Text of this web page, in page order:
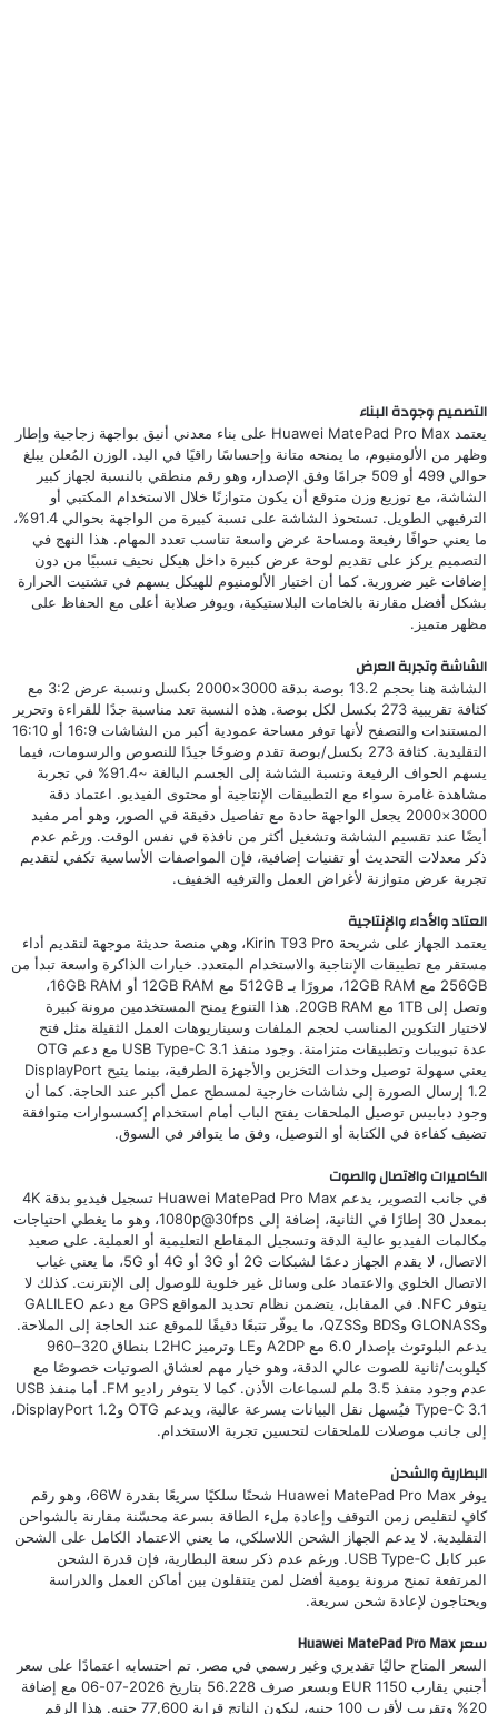
التصميم وجودة البناء
يعتمد Huawei MatePad Pro Max على بناء معدني أنيق بواجهة زجاجية وإطار
وظهر من الألومنيوم، ما يمنحه متانة وإحساسًا راقيًا في اليد. الوزن المُعلن يبلغ
حوالي 499 أو 509 جرامًا وفق الإصدار، وهو رقم منطقي بالنسبة لجهاز كبير
الشاشة، مع توزيع وزن متوقع أن يكون متوازنًا خلال الاستخدام المكتبي أو
الترفيهي الطويل. تستحوذ الشاشة على نسبة كبيرة من الواجهة بحوالي 91.4%،
ما يعني حوافًا رفيعة ومساحة عرض واسعة تناسب تعدد المهام. هذا النهج في
التصميم يركز على تقديم لوحة عرض كبيرة داخل هيكل نحيف نسبيًا من دون
إضافات غير ضرورية. كما أن اختيار الألومنيوم للهيكل يسهم في تشتيت الحرارة
بشكل أفضل مقارنة بالخامات البلاستيكية، ويوفر صلابة أعلى مع الحفاظ على
مظهر متميز.
الشاشة وتجربة العرض
الشاشة هنا بحجم 13.2 بوصة بدقة 3000×2000 بكسل ونسبة عرض 3:2 مع
كثافة تقريبية 273 بكسل لكل بوصة. هذه النسبة تعد مناسبة جدًا للقراءة وتحرير
المستندات والتصفح لأنها توفر مساحة عمودية أكبر من الشاشات 16:9 أو 16:10
التقليدية. كثافة 273 بكسل/بوصة تقدم وضوحًا جيدًا للنصوص والرسومات، فيما
يسهم الحواف الرفيعة ونسبة الشاشة إلى الجسم البالغة ~91.4% في تجربة
مشاهدة غامرة سواء مع التطبيقات الإنتاجية أو محتوى الفيديو. اعتماد دقة
3000×2000 يجعل الواجهة حادة مع تفاصيل دقيقة في الصور، وهو أمر مفيد
أيضًا عند تقسيم الشاشة وتشغيل أكثر من نافذة في نفس الوقت. ورغم عدم
ذكر معدلات التحديث أو تقنيات إضافية، فإن المواصفات الأساسية تكفي لتقديم
تجربة عرض متوازنة لأغراض العمل والترفيه الخفيف.
العتاد والأداء والإنتاجية
يعتمد الجهاز على شريحة Kirin T93 Pro، وهي منصة حديثة موجهة لتقديم أداء
مستقر مع تطبيقات الإنتاجية والاستخدام المتعدد. خيارات الذاكرة واسعة تبدأ من
256GB مع 12GB RAM، مرورًا بـ 512GB مع 12GB RAM أو 16GB RAM،
وتصل إلى 1TB مع 20GB RAM. هذا التنوع يمنح المستخدمين مرونة كبيرة
لاختيار التكوين المناسب لحجم الملفات وسيناريوهات العمل الثقيلة مثل فتح
عدة تبويبات وتطبيقات متزامنة. وجود منفذ USB Type‑C 3.1 مع دعم OTG
يعني سهولة توصيل وحدات التخزين والأجهزة الطرفية، بينما يتيح DisplayPort
1.2 إرسال الصورة إلى شاشات خارجية لمسطح عمل أكبر عند الحاجة. كما أن
وجود دبابيس توصيل الملحقات يفتح الباب أمام استخدام إكسسوارات متوافقة
تضيف كفاءة في الكتابة أو التوصيل، وفق ما يتوافر في السوق.
الكاميرات والاتصال والصوت
في جانب التصوير، يدعم Huawei MatePad Pro Max تسجيل فيديو بدقة 4K
بمعدل 30 إطارًا في الثانية، إضافة إلى 1080p@30fps، وهو ما يغطي احتياجات
مكالمات الفيديو عالية الدقة وتسجيل المقاطع التعليمية أو العملية. على صعيد
الاتصال، لا يقدم الجهاز دعمًا لشبكات 2G أو 3G أو 4G أو 5G، ما يعني غياب
الاتصال الخلوي والاعتماد على وسائل غير خلوية للوصول إلى الإنترنت. كذلك لا
يتوفر NFC. في المقابل، يتضمن نظام تحديد المواقع GPS مع دعم GALILEO
وGLONASS وBDS وQZSS، ما يوفّر تتبعًا دقيقًا للموقع عند الحاجة إلى الملاحة.
يدعم البلوتوث بإصدار 6.0 مع A2DP وLE وترميز L2HC بنطاق 320–960
كيلوبت/ثانية للصوت عالي الدقة، وهو خيار مهم لعشاق الصوتيات خصوصًا مع
عدم وجود منفذ 3.5 ملم لسماعات الأذن. كما لا يتوفر راديو FM. أما منفذ USB
Type‑C 3.1 فيُسهل نقل البيانات بسرعة عالية، ويدعم OTG وDisplayPort 1.2،
إلى جانب موصلات للملحقات لتحسين تجربة الاستخدام.
البطارية والشحن
يوفر Huawei MatePad Pro Max شحنًا سلكيًا سريعًا بقدرة 66W، وهو رقم
كافٍ لتقليص زمن التوقف وإعادة ملء الطاقة بسرعة محسّنة مقارنة بالشواحن
التقليدية. لا يدعم الجهاز الشحن اللاسلكي، ما يعني الاعتماد الكامل على الشحن
عبر كابل USB Type‑C. ورغم عدم ذكر سعة البطارية، فإن قدرة الشحن
المرتفعة تمنح مرونة يومية أفضل لمن يتنقلون بين أماكن العمل والدراسة
ويحتاجون لإعادة شحن سريعة.
سعر Huawei MatePad Pro Max
السعر المتاح حاليًا تقديري وغير رسمي في مصر. تم احتسابه اعتمادًا على سعر
أجنبي يقارب 1150 EUR وبسعر صرف 56.228 بتاريخ 2026-07-06 مع إضافة
20% وتقريب لأقرب 100 جنيه، ليكون الناتج قرابة 77,600 جنيه. هذا الرقم